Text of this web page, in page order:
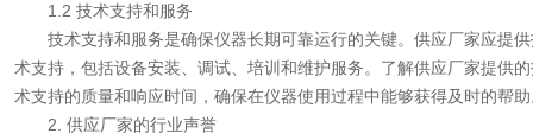
1.2 技术支持和服务
技术支持和服务是确保仪器长期可靠运行的关键。供应厂家应提供
术支持，包括设备安装、调试、培训和维护服务。了解供应厂家提供
术支持的质量和响应时间，确保在仪器使用过程中能够获得及时的帮
2. 供应厂家的行业声誉